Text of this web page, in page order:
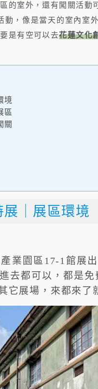
的室外，還有闖關活動
動，像是當天的室內室
是有空可以去花蓮文化
境
區
關
展｜展區環境
業園區17-1館展
去都可以，都是
它展場，來都來了